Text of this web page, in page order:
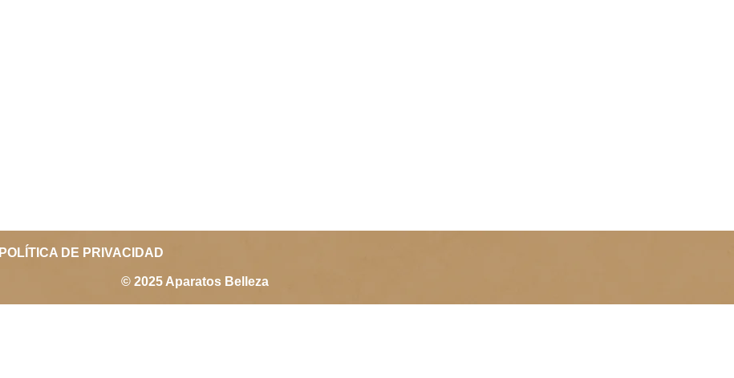
POLÍTICA DE PRIVACIDAD
© 2025 Aparatos Belleza